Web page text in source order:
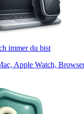
immer du bist
Apple Watch,